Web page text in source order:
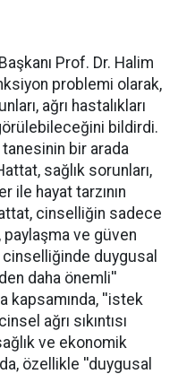
Prof. Dr. Halim
problemi olarak,
ağrı hastalıkları
bildirdi.
bir arada
sağlık sorunları,
hayat tarzının
cinselliğin sadece
ve güven
cinselliğinde duygusal
daha önemli''
kapsamında, ''istek
ağrı sıkıntısı
ve ekonomik
özellikle ''duygusal